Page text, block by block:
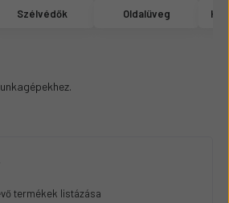
Szélvédők Oldalüveg
termékek listázása